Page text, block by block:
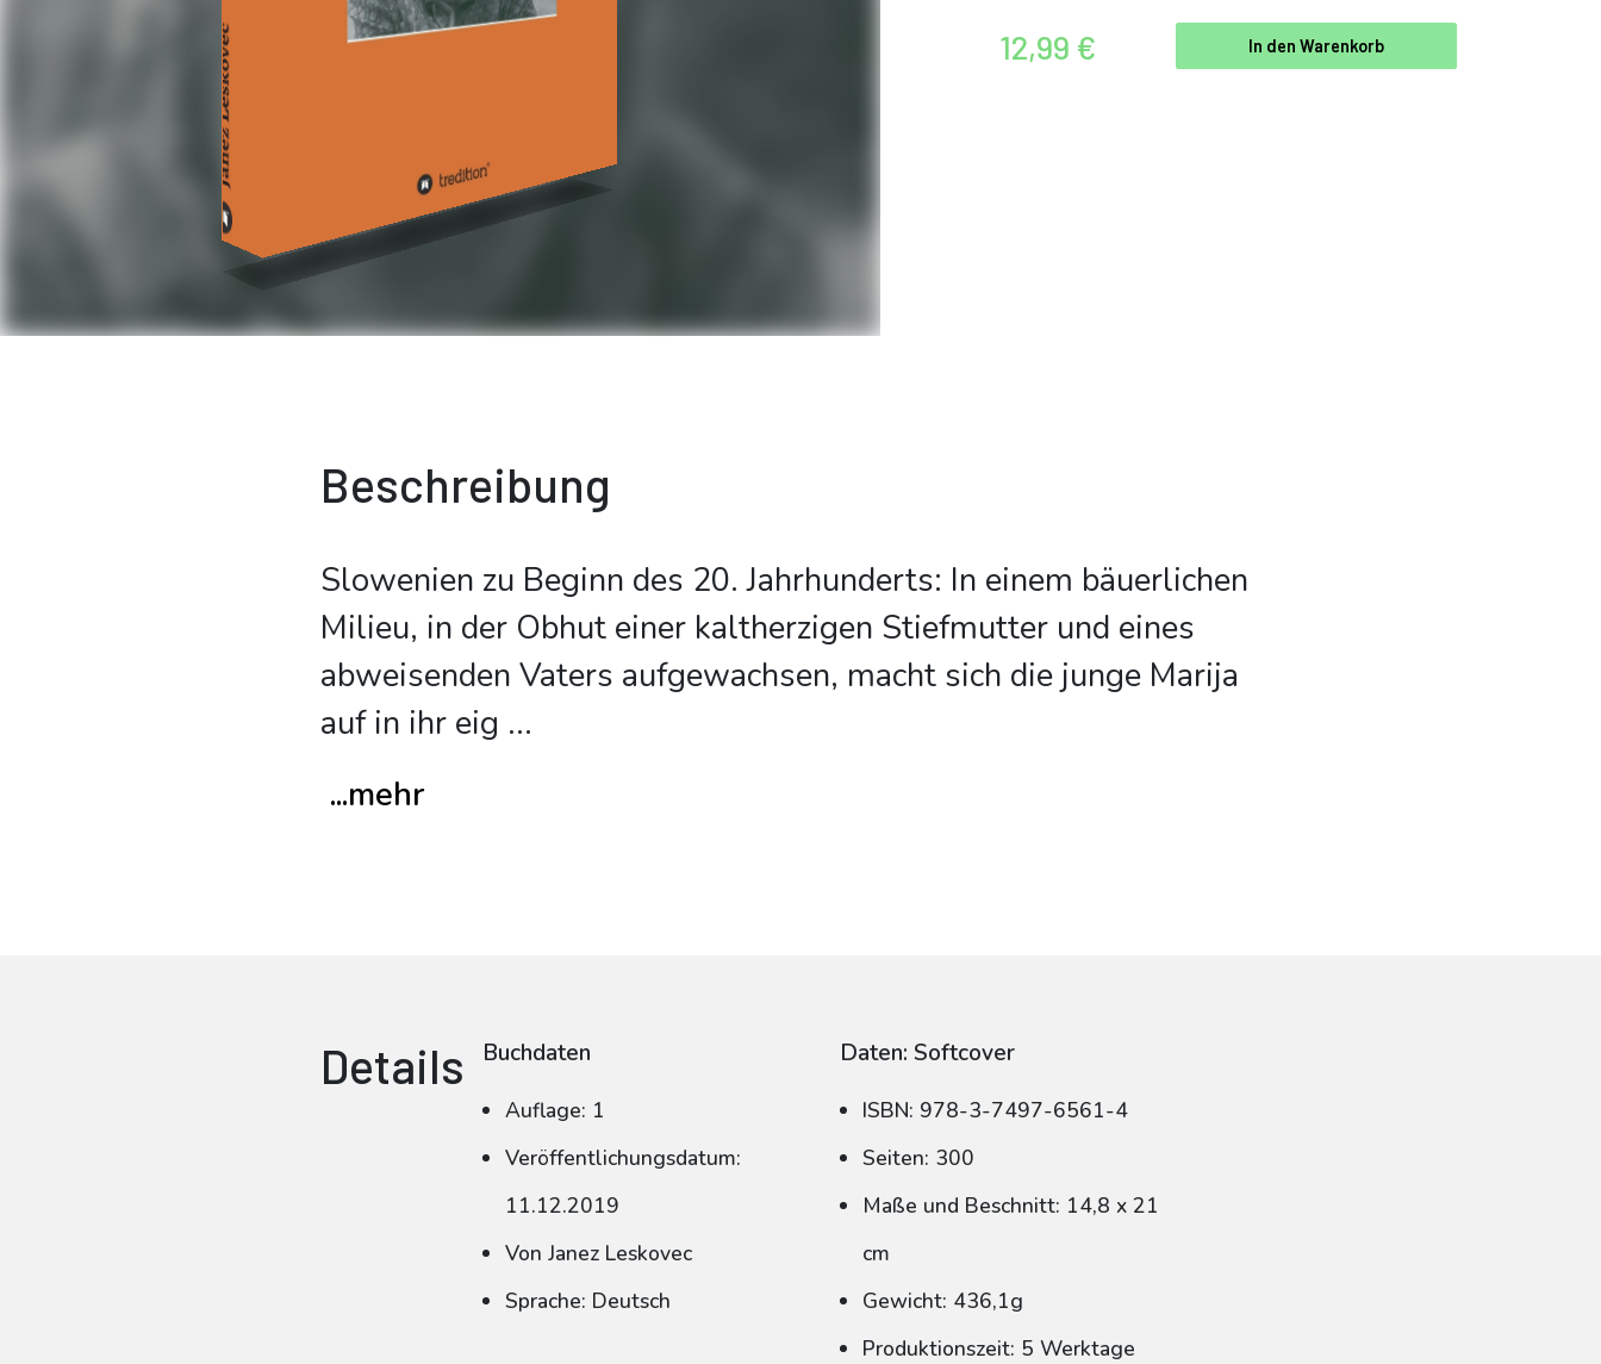
12,99 € In den Warenkorb
Beschreibung
Slowenien zu Beginn des 20. Jahrhunderts: In einem bäuerlichen
Milieu, in der Obhut einer kaltherzigen Stiefmutter und eines
abweisenden Vaters aufgewachsen, macht sich die junge Marija
auf in ihr eig ...
...mehr
Details Buchdaten
Auflage: 1
Veröffentlichungsdatum:
11.12.2019
Von Janez Leskovec
Sprache: Deutsch
Daten: Softcover
ISBN: 978-3-7497-6561-4
Seiten: 300
Maße und Beschnitt: 14,8 x 21
cm
Gewicht: 436,1g
Produktionszeit: 5 Werktage